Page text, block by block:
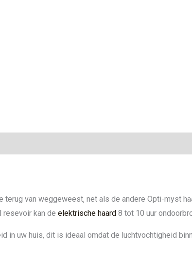
van weggeweest, net als de andere Opti-myst
kan de elektrische haard 8 tot 10 uur
in uw huis, dit is ideaal omdat de luchtvochtigheid